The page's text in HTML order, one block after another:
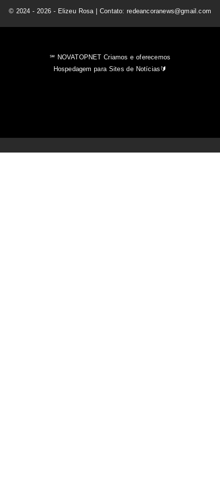
© 2024 - 2026 - Elizeu Rosa | Contato: redeancoranews@gmail.com
℠ NOVATOPNET Criamos e oferecemos
Hospedagem para Sites de Notícias🔰